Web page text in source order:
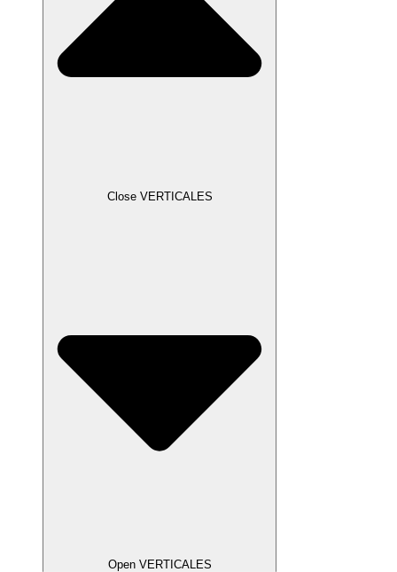
Close VERTICALES
Open VERTICALES